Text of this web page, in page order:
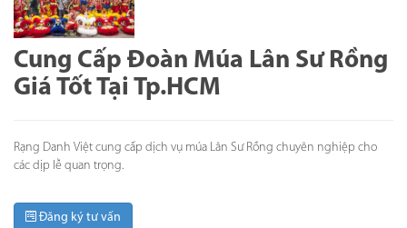
Cung Cấp Đoàn Múa Lân Sư Rồng
Giá Tốt Tại Tp.HCM
Rạng Danh Việt cung cấp dịch vụ múa Lân Sư Rồng chuyên nghiệp cho
các dịp lễ quan trọng.
Đăng ký tư vấn